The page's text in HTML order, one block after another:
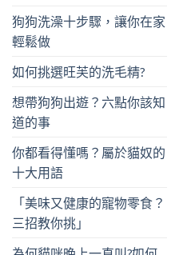
狗狗洗澡十步驟，讓你在家
輕鬆做
如何挑選旺芙的洗毛精?
想帶狗狗出遊？六點你該知
道的事
你都看得懂嗎？屬於貓奴的
十大用語
「美味又健康的寵物零食？
三招教你挑」